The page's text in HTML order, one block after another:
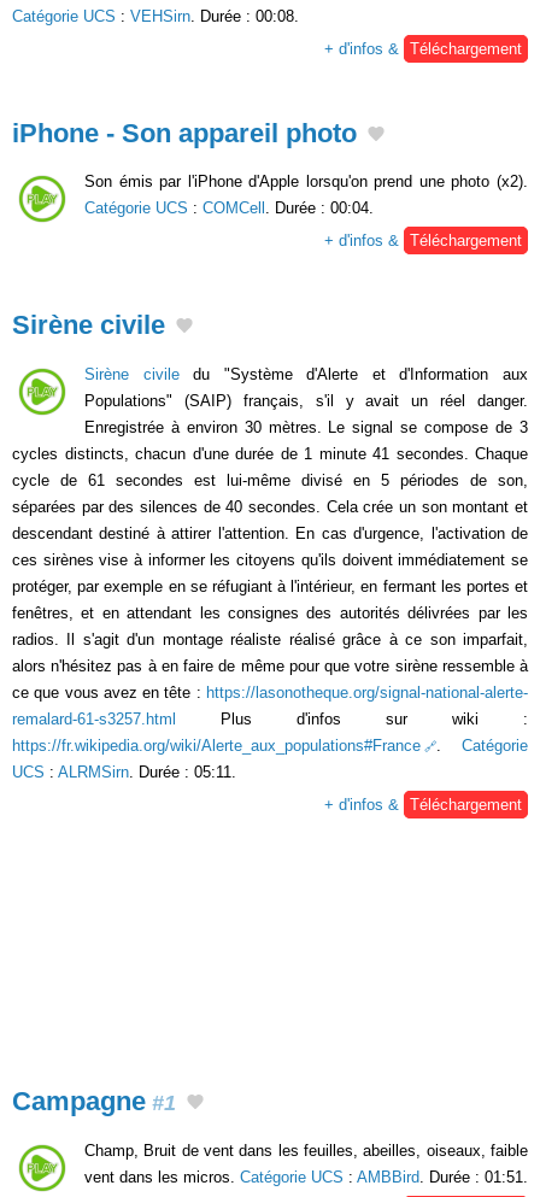
Catégorie UCS : VEHSirn . Durée : 00:08.
+ d'infos &
Téléchargement
iPhone - Son appareil photo
Son émis par l'iPhone d'Apple lorsqu'on prend une photo (x2).
Catégorie UCS : COMCell . Durée : 00:04.
+ d'infos & Téléchargement
Sirène civile
Sirène civiledu "Système d'Alerte et d'Information aux
Populations" (SAIP) français, s'il y avait un réel danger.
Enregistrée à environ 30 mètres. Le signal se compose de 3
cycles distincts, chacun d'une durée de 1 minute 41 secondes. Chaque
cycle de 61 secondes est lui-même divisé en 5 périodes de son,
séparées par des silences de 40 secondes. Cela crée un son montant et
descendant destiné à attirer l'attention. En cas d'urgence, l'activation de
ces sirènes vise à informer les citoyens qu'ils doivent immédiatement se
protéger, par exemple en se réfugiant à l'intérieur, en fermant les portes et
fenêtres, et en attendant les consignes des autorités délivrées par les
radios. Il s'agit d'un montage réaliste réalisé grâce à ce son imparfait,
alors n'hésitez pas à en faire de même pour que votre sirène ressemble à
ce que vous avez en tête : https://lasonotheque.org/signal-national-alerte-
remalard-61-s3257.html
Plus d'infos sur wiki :
https://fr.wikipedia.org/wiki/Alerte_aux_populations#France
. Catégorie
UCS : ALRMSirn. Durée : 05:11.
+ d'infos & Téléchargement
Campagne #1
Champ, Bruit de vent dans les feuilles, abeilles, oiseaux, faible
vent dans les micros. Catégorie UCS : AMBBird . Durée : 01:51.